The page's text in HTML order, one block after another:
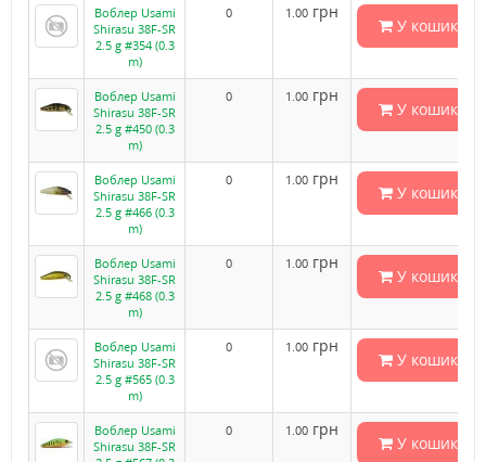
Воблер Usami
Shirasu 38F-SR
2.5 g #354 (0.3
m)
0 1.00 грн
У кошик
Воблер Usami
Shirasu 38F-SR
2.5 g #450 (0.3
m)
0 1.00 грн
У кошик
Воблер Usami
Shirasu 38F-SR
2.5 g #466 (0.3
m)
0 1.00 грн
У кошик
Воблер Usami
Shirasu 38F-SR
2.5 g #468 (0.3
m)
0 1.00 грн
У кошик
Воблер Usami
Shirasu 38F-SR
2.5 g #565 (0.3
m)
0 1.00 грн
У кошик
Воблер Usami
Shirasu 38F-SR
0 1.00 грн
У кошик